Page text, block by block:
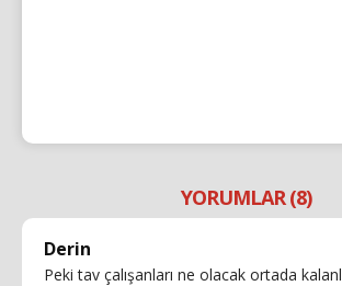
YORUMLAR (8)
Derin
Peki tav çalışanları ne olacak ortada